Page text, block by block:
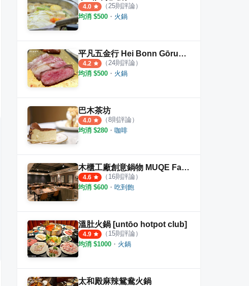
宅門乾鍋鴨頭
55則評論
哈肉鍋
4.3
4.0 （25則評論）
均消 $500 ・ 火鍋
平凡五金行 Hei Bonn Gōrudohausu
4.2 （24則評論）
均消 $500 ・ 火鍋
巴木茶坊
4.0 （8則評論）
均消 $280 ・ 咖啡
木櫃工廠創意鍋物 MUQE Factory
4.6 （ 16則評論）
均消 $600 ・ 吃到飽
溫肚火鍋 [untōo hotpot club]
4.9 （ 15則評論）
均消 $1000 ・ 火鍋
太和殿麻辣鴛鴦火鍋